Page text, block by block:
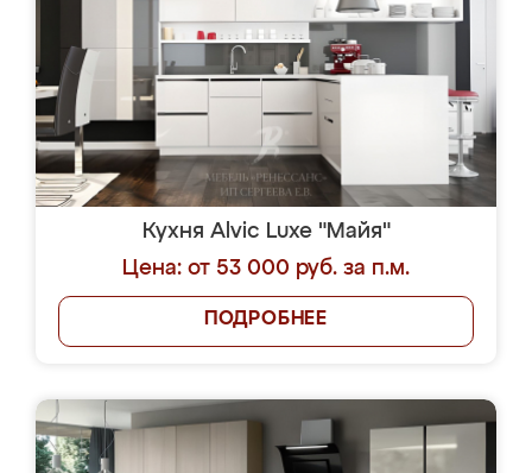
Кухня Alvic Luxe "Майя"
Цена: от 53 000 руб. за п.м.
ПОДРОБНЕЕ